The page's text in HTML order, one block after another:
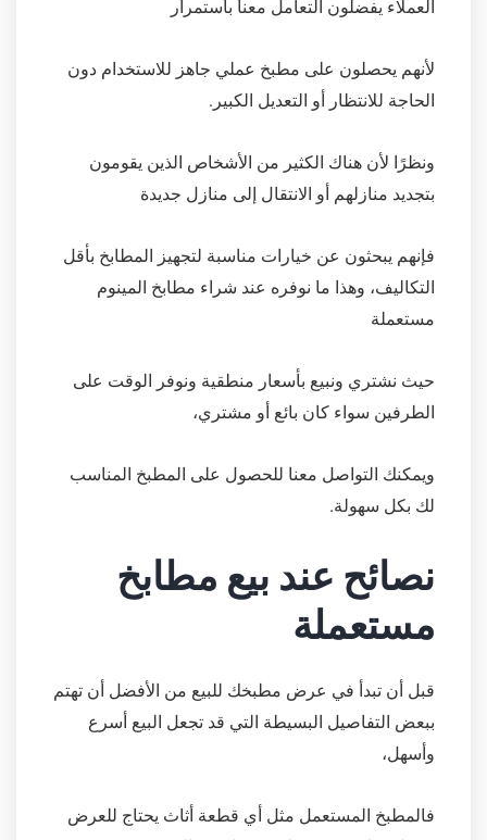
العملاء يفضلون التعامل معنا باستمرار
لأنهم يحصلون على مطبخ عملي جاهز للاستخدام دون
الحاجة للانتظار أو التعديل الكبير.
ونظرًا لأن هناك الكثير من الأشخاص الذين يقومون
بتجديد منازلهم أو الانتقال إلى منازل جديدة
فإنهم يبحثون عن خيارات مناسبة لتجهيز المطابخ بأقل
التكاليف، وهذا ما نوفره عند شراء مطابخ المينوم
مستعملة
حيث نشتري ونبيع بأسعار منطقية ونوفر الوقت على
الطرفين سواء كان بائع أو مشتري،
ويمكنك التواصل معنا للحصول على المطبخ المناسب
لك بكل سهولة.
نصائح عند بيع مطابخ
مستعملة
قبل أن تبدأ في عرض مطبخك للبيع من الأفضل أن تهتم
ببعض التفاصيل البسيطة التي قد تجعل البيع أسرع
وأسهل،
فالمطبخ المستعمل مثل أي قطعة أثاث يحتاج للعرض